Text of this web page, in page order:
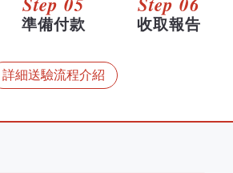
準備付款 收取報告
詳細送驗流程介紹